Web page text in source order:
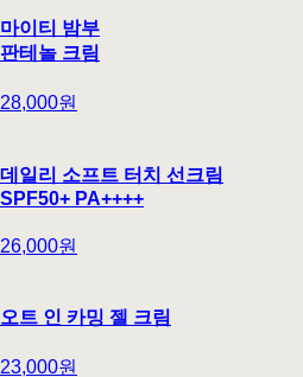
마이티 밤부
판테놀 크림
28,000원
데일리 소프트 터치 선크림
SPF50+ PA++++
26,000원
오트 인 카밍 젤 크림
23,000원